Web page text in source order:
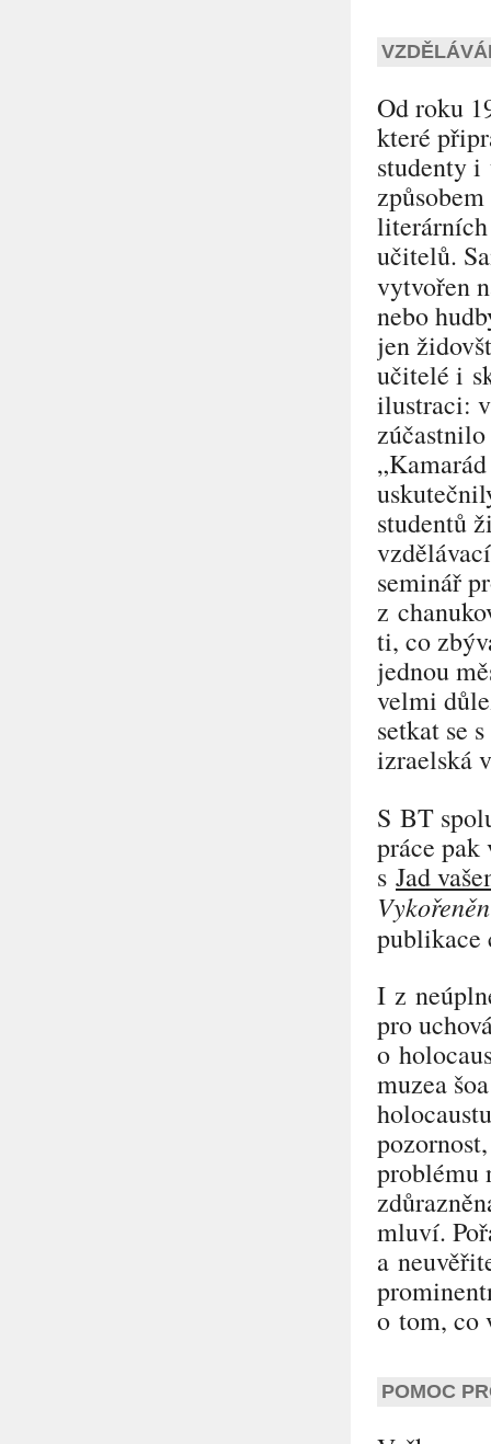
Od roku
které
studenty
učitelů.
vytvořen
nebo
jen
učitelé i
ilustraci:
studentů
seminář
z
ti, co
jednou
velmi
setkat se
izraelská
S BT
práce
s Jad
publikace
I z
pro
o
muzea
problému
mluví.
a
o tom, co
POMOC